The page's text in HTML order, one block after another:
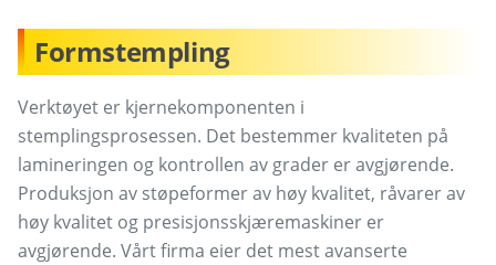
Formstempling
Verktøyet er kjernekomponenten i
stemplingsprosessen. Det bestemmer kvaliteten på
lamineringen og kontrollen av grader er avgjørende.
Produksjon av støpeformer av høy kvalitet, råvarer av
høy kvalitet og presisjonsskjæremaskiner er
avgjørende. Vårt firma eier det mest avanserte